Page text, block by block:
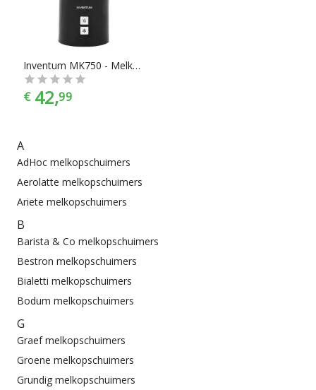
Inventum MK750 - Melkopschuimer
€ 42,99
A
AdHoc melkopschuimers
Aerolatte melkopschuimers
Ariete melkopschuimers
B
Barista & Co melkopschuimers
Bestron melkopschuimers
Bialetti melkopschuimers
Bodum melkopschuimers
G
Graef melkopschuimers
Groene melkopschuimers
Grundig melkopschuimers